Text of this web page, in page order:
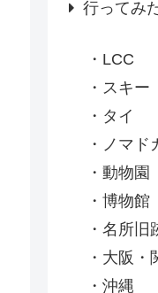
行ってみ
LCC
スキー
タイ
ノマド
動物園
博物館
名所旧
大阪・
沖縄